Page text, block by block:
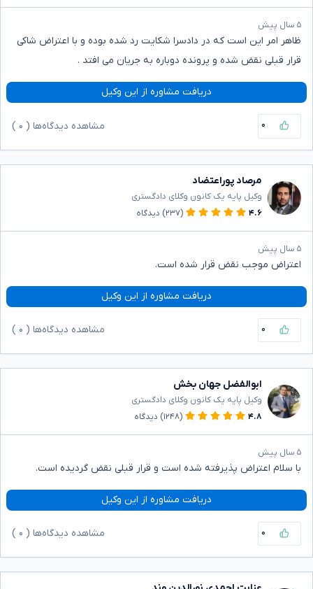
۵ سال پیش
ظاهر امر این است که در دادسرا شکایت رد شده بوده و با اعتراض شاکی
قرار قبلی نقض شده و پرونده دوباره به جریان می افتد .
دریافت مشاوره از این وکیل
۰ مشاهده دیدگاه‌ها ( ۰
مرصاد پوراعتضاد
وکیل پایه یک کانون وکلای دادگستری
۴.۶
(۲۳۷) دیدگاه
۵ سال پیش
اعتراض موجب نقض قرار شده است.
دریافت مشاوره از این وکیل
۰ مشاهده دیدگاه‌ها ( ۰
ابوالفضل جهان بخش
وکیل پایه یک کانون وکلای دادگستری
۴.۸
(۱۲۴۸) دیدگاه
۵ سال پیش
با سلام اعتراض پذیرفته شده است و قرار قبلی نقض گردیده است.
دریافت مشاوره از این وکیل
۰ مشاهده دیدگاه‌ها ( ۰